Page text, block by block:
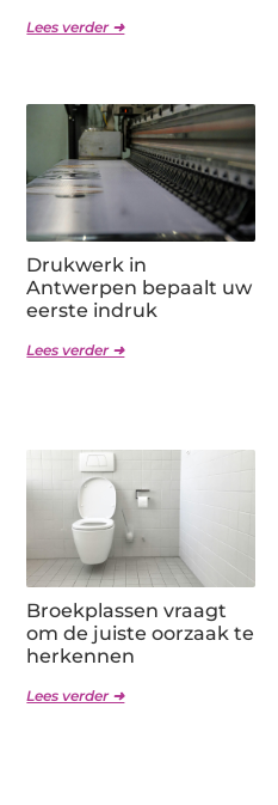
Lees verder ➜
Drukwerk in
Antwerpen bepaalt uw
eerste indruk
Lees verder ➜
Broekplassen vraagt
om de juiste oorzaak te
herkennen
Lees verder ➜